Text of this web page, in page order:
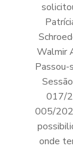
Walmir
Passou-
017/
005/
onde